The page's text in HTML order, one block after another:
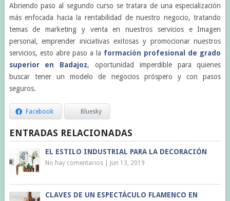
Abriendo paso al segundo curso se tratara de una especialización
más enfocada hacia la rentabilidad de nuestro negocio, tratando
temas de marketing y venta en nuestros servicios e Imagen
personal, emprender iniciativas exitosas y promocionar nuestros
servicios, esto abre paso a la formación profesional de grado
superior en Badajoz, oportunidad imperdible para quienes
buscar tener un modelo de negocios próspero y con pasos
seguros.
Facebook Bluesky
ENTRADAS RELACIONADAS
EL ESTILO INDUSTRIAL PARA LA DECORACIÓN
No hay comentarios| Jun 13, 2019
CLAVES DE UN ESPECTÁCULO FLAMENCO EN